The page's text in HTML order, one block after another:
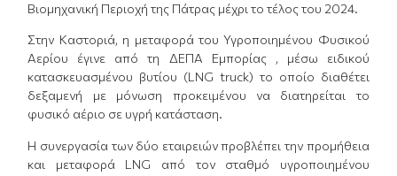
Βιομηχανική Περιοχή της Πάτρας μέχρι το τέλος του 2024.
Στην Καστοριά, η μεταφορά του Υγροποιημένου Φυσικού
Αερίου έγινε από τη ΔΕΠΑ Εμπορίας , μέσω ειδικού
κατασκευασμένου βυτίου (LNG truck) το οποίο διαθέτει
δεξαμενή με μόνωση προκειμένου να διατηρείται το
φυσικό αέριο σε υγρή κατάσταση.
Η συνεργασία των δύο εταιρειών προβλέπει την προμήθεια
και μεταφορά LNG από τον σταθμό υγροποιημένου